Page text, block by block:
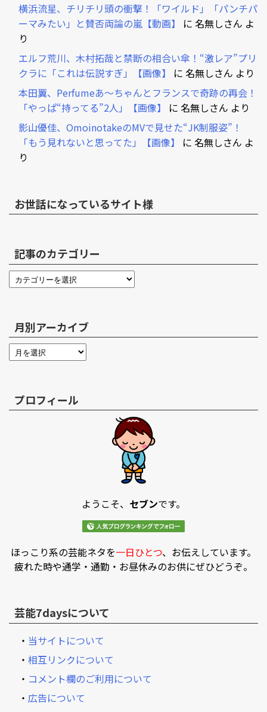
横浜流星、チリチリ頭の衝撃！「ワイルド」「パンチパ
ーマみたい」と賛否両論の嵐【動画】
に 名無しさん よ
り
エルフ荒川、木村拓哉と禁断の相合い傘！“激レア”プリ
クラに「これは伝説すぎ」【画像】
に 名無しさん より
本田翼、Perfumeあ～ちゃんとフランスで奇跡の再会！
「やっぱ“持ってる”2人」【画像】
に 名無しさん より
影山優佳、OmoinotakeのMVで見せた“JK制服姿”！
「もう見れないと思ってた」【画像】
に 名無しさん よ
り
お世話になっているサイト様
記事のカテゴリー
月別アーカイブ
プロフィール
ようこそ、 セブンです。
ほっこり系の芸能ネタを一日ひとつ、お伝えしています。
疲れた時や通学・通勤・お昼休みのお供にぜひどうぞ。
芸能7daysについて
・ 当サイトについて
・ 相互リンクについて
・ コメント欄のご利用について
・ 広告について